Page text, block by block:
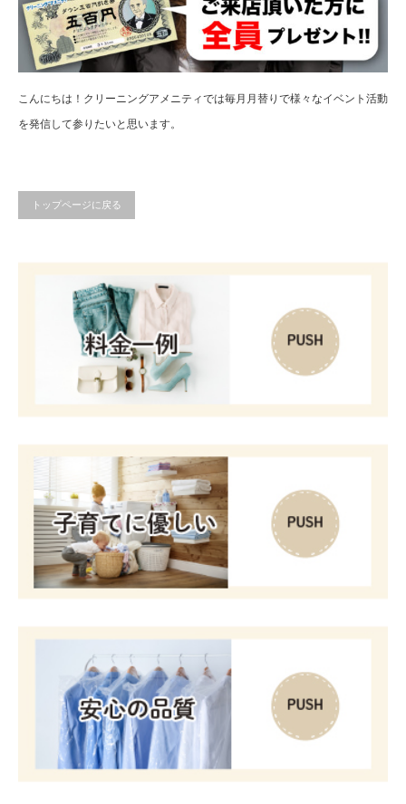
こんにちは！クリーニングアメニティでは毎月月替りで様々なイベント活動
を発信して参りたいと思います。
トップページに戻る